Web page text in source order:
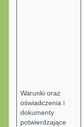
Warunki oraz
oświadczenia i
dokumenty
potwierdzające